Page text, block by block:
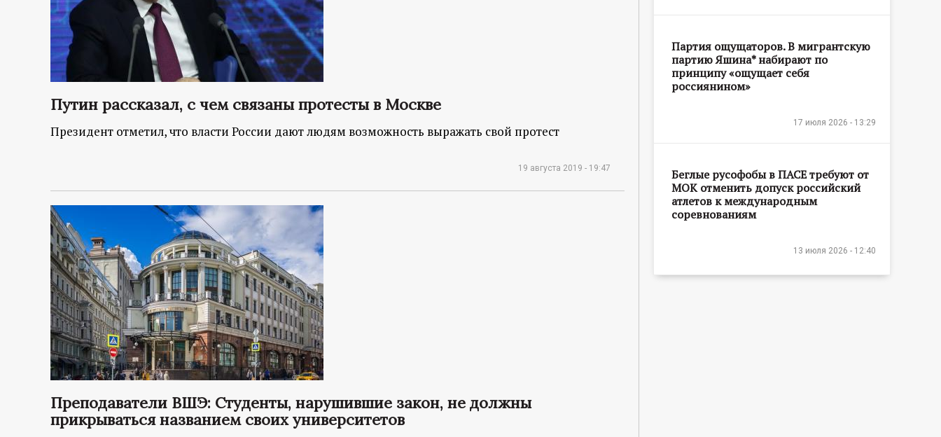
Путин рассказал, с чем связаны протесты в Москве
Президент отметил, что власти России дают людям возможность выражать свой протест
19 августа 2019 - 19:47
Преподаватели ВШЭ: Студенты, нарушившие закон, не должны
прикрываться названием своих университетов
Партия ощущаторов. В мигрантскую
партию Яшина* набирают по
принципу «ощущает себя
россиянином»
17 июля 2026 - 13:29
Беглые русофобы в ПАСЕ требуют от
МОК отменить допуск российский
атлетов к международным
соревнованиям
13 июля 2026 - 12:40